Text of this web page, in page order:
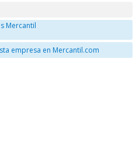
Mercantil
empresa en Mercantil.com